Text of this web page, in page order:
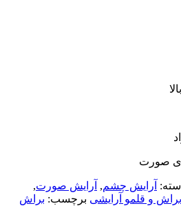
صورت
آرایش چشم, آرایش صورت,
براش و قلمو آرایشی برچسب: براش